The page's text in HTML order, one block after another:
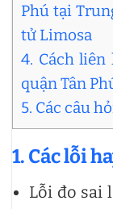
Phú tại
tử Limosa
4. Cách
quận Tân
5. Các câu
1. Các lỗi
Lỗi đo sai